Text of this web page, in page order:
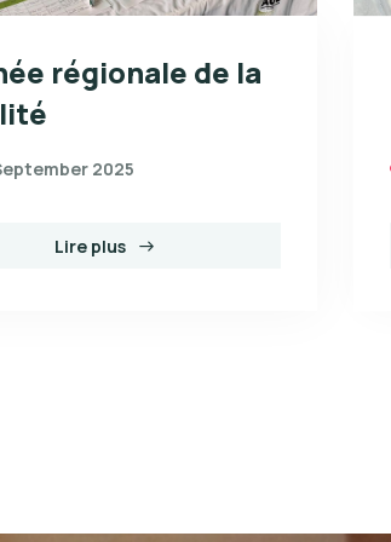
régionale de la
2025
Lire plus